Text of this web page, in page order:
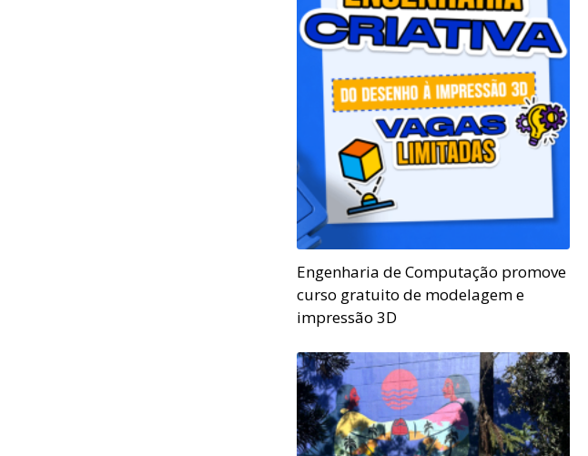
Engenharia de Computação promove
curso gratuito de modelagem e
impressão 3D